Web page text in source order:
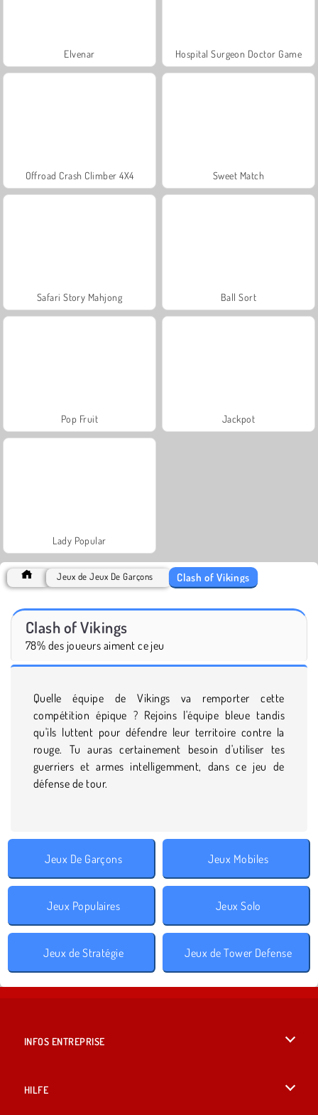
Elvenar Hospital Surgeon Doctor Game
Offroad Crash Climber 4X4 Sweet Match
Safari Story Mahjong Ball Sort
Pop Fruit Jackpot
Lady Popular
Jeux de Jeux De Garçons Clash of Vikings
Clash of Vikings
78% des joueurs aiment ce jeu
Quelle équipe de Vikings va remporter cette
compétition épique ? Rejoins l'équipe bleue tandis
qu'ils luttent pour défendre leur territoire contre la
rouge. Tu auras certainement besoin d'utiliser tes
guerriers et armes intelligemment, dans ce jeu de
défense de tour.
Jeux De Garçons Jeux Mobiles
Jeux Populaires Jeux Solo
Jeux de Stratégie Jeux de Tower Defense
INFOS ENTREPRISE
HILFE